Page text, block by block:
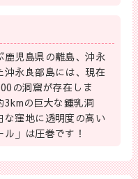
鹿児島県の離島、沖永
沖永良部島には、現在
の洞窟が存在しま
3kmの巨大な鍾乳洞
な窪地に透明度の高い
」は圧巻です！